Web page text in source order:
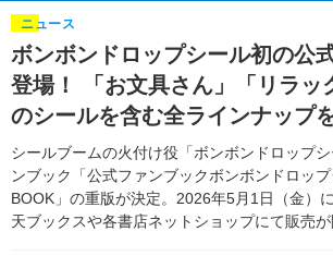
ゲーム
イベント
海外イベント
俳優・タレント
ビジネス
アニメ
書評
ゲーム
動画
アニメ
アニメ！アニメ！TV
連載・コラム
ボンボンドロップシール初の公
登場！ 「お文具さん」「リラッ
のシールを含む全ラインナップ
シールブームの火付け役「ボンボンドロップ
ンブック「公式ファンブックボンボンドロッ
BOOK」の重版が決定。2026年5月1日（金）
天ブックスや各書店ネットショップにて販売が
ニュース